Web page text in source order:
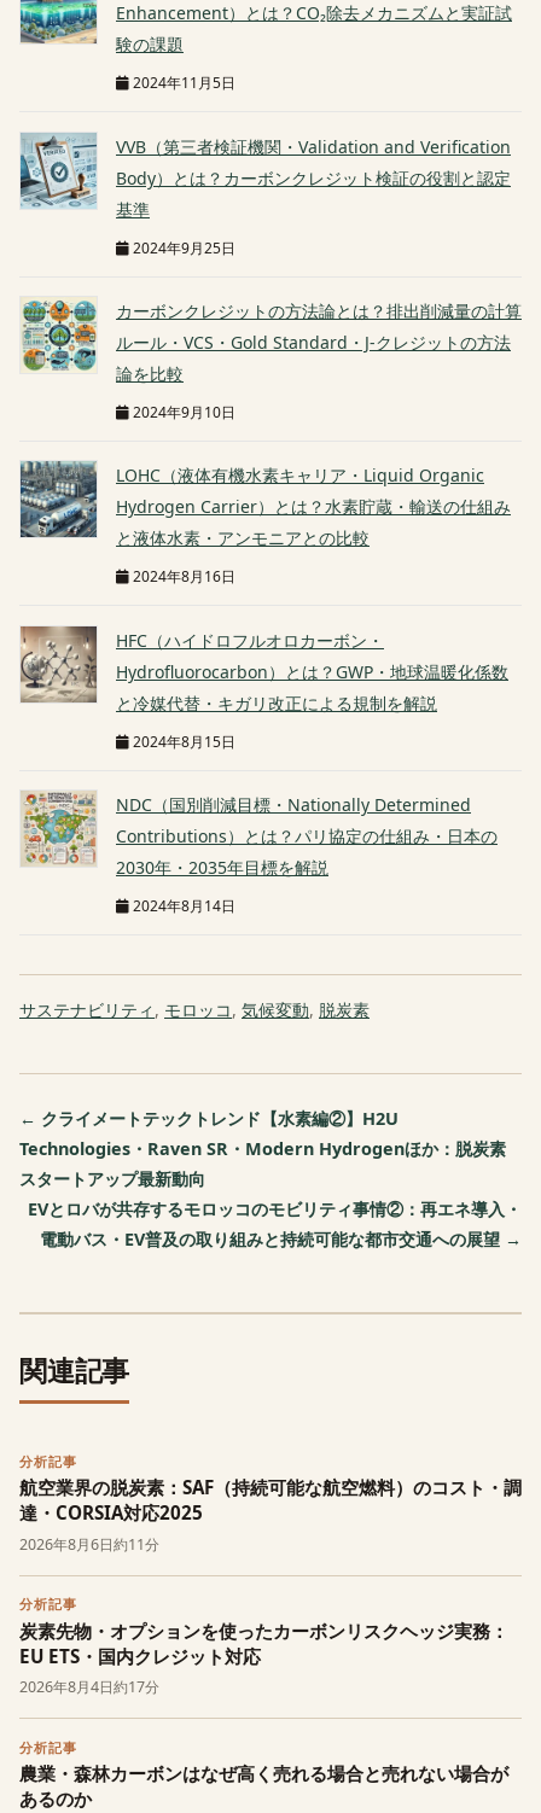
Enhancement）とは？CO₂除去メカニズムと実証試
験の課題
2024年11月5日
VVB（第三者検証機関・Validation and Verification
Body）とは？カーボンクレジット検証の役割と認定
基準
2024年9月25日
カーボンクレジットの方法論とは？排出削減量の計算
ルール・VCS・Gold Standard・J-クレジットの方法
論を比較
2024年9月10日
LOHC（液体有機水素キャリア・Liquid Organic
Hydrogen Carrier）とは？水素貯蔵・輸送の仕組み
と液体水素・アンモニアとの比較
2024年8月16日
HFC（ハイドロフルオロカーボン・
Hydrofluorocarbon）とは？GWP・地球温暖化係数
と冷媒代替・キガリ改正による規制を解説
2024年8月15日
NDC（国別削減目標・Nationally Determined
Contributions）とは？パリ協定の仕組み・日本の
2030年・2035年目標を解説
2024年8月14日
サステナビリティ , モロッコ, 気候変動, 脱炭素
← クライメートテックトレンド【水素編②】H2U
Technologies・Raven SR・Modern Hydrogenほか：脱炭素
スタートアップ最新動向
EVとロバが共存するモロッコのモビリティ事情②：再エネ導入・
電動バス・EV普及の取り組みと持続可能な都市交通への展望 →
関連記事
分析記事
航空業界の脱炭素：SAF（持続可能な航空燃料）のコスト・調
達・CORSIA対応2025
2026年8月6日約11分
分析記事
炭素先物・オプションを使ったカーボンリスクヘッジ実務：
EU ETS・国内クレジット対応
2026年8月4日約17分
分析記事
農業・森林カーボンはなぜ高く売れる場合と売れない場合が
あるのか